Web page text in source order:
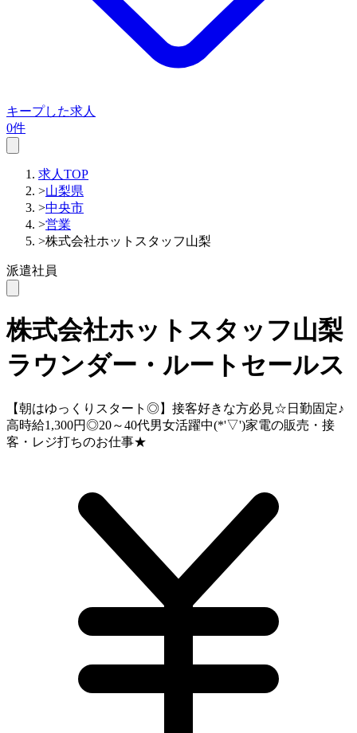
キープした求人
0件
求人TOP
>山梨県
>中央市
>営業
>株式会社ホットスタッフ山梨
派遣社員
株式会社ホットスタッフ山梨
ラウンダー・ルートセールス
【朝はゆっくりスタート◎】接客好きな方必見☆日勤固定♪
高時給1,300円◎20～40代男女活躍中(*'▽')家電の販売・接
客・レジ打ちのお仕事★